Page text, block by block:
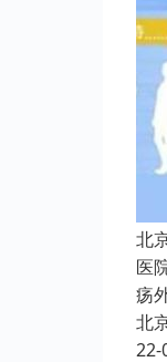
北
医
疡
北
22-